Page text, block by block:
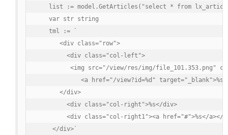
list := model.GetArticles("select * from
   var str string
   tml := `
      <div class="row">
        <div class="col-left">
<img src="/view/res/img/file_101.353.png"
<a href="/view?id=%d"
      </div>
        <div class="col-right">%s</div>
<div class="col-right1"><a href="#">%s</a></
    </div>`